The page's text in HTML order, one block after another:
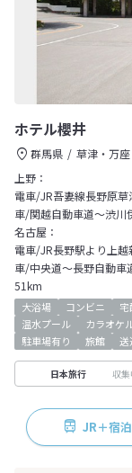
ホテル櫻井
群馬県 草津・万座
上野：
電車/JR吾妻線長野原
車/関越自動車道～渋川
名古屋：
電車/JR長野駅より上
車/中央道～長野自動車
51km
大浴場 コンビニ
温水プール
カラオケ
駐車場有り
旅館 送
日本旅行 収集
JR＋宿